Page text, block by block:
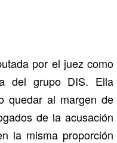
por el juez como
del grupo DIS. Ella
quedar al margen de
de la acusación
la misma proporción